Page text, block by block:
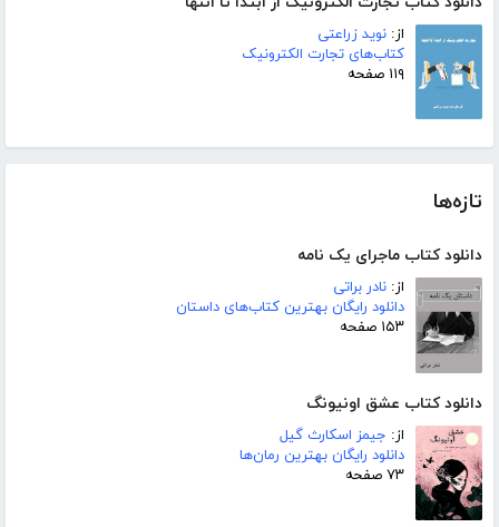
از: نوید زراعتی
کتاب‌های تجارت الکترونیک
۱۱۹ صفحه
تازه‌ها
دانلود کتاب ماجرای یک نامه
از: نادر براتی
دانلود رایگان بهترین کتاب‌های داستان
۱۵۳ صفحه
دانلود کتاب عشق اونیونگ
از: جیمز اسکارث گیل
دانلود رایگان بهترین رمان‌ها
۷۳ صفحه